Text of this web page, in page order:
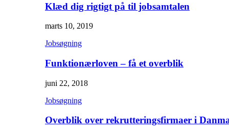
Klæd dig rigtigt på til jobsamtalen
marts 10, 2019
Jobsøgning
Funktionærloven – få et overblik
juni 22, 2018
Jobsøgning
Overblik over rekrutteringsfirmaer i